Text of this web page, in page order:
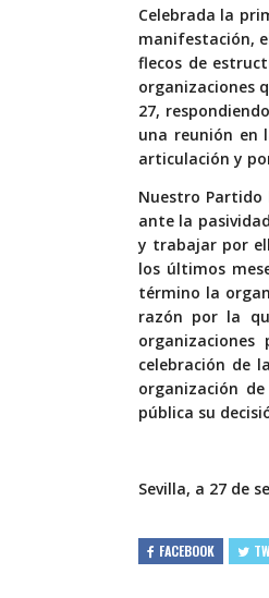
Celebrada la
manifestación,
flecos de
organizaciones
27,
una reunión en
articulación y
Nuestro
ante la
y trabajar por
los últimos
término la
razón por la
celebración de
organización
pública su
Sevilla, a 27 de
FACEBOOK